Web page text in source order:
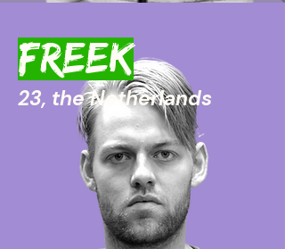
FREEK
23, the Netherlands